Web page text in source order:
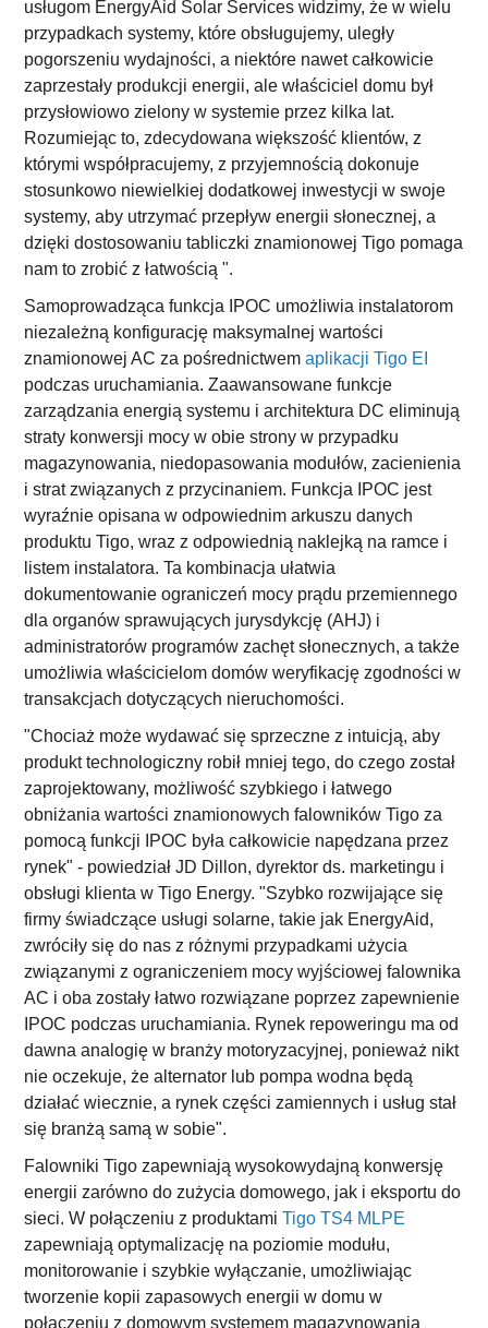
usługom EnergyAid Solar Services widzimy, że w wielu
przypadkach systemy, które obsługujemy, uległy
pogorszeniu wydajności, a niektóre nawet całkowicie
zaprzestały produkcji energii, ale właściciel domu był
przysłowiowo zielony w systemie przez kilka lat.
Rozumiejąc to, zdecydowana większość klientów, z
którymi współpracujemy, z przyjemnością dokonuje
stosunkowo niewielkiej dodatkowej inwestycji w swoje
systemy, aby utrzymać przepływ energii słonecznej, a
dzięki dostosowaniu tabliczki znamionowej Tigo pomaga
nam to zrobić z łatwością ".
Samoprowadząca funkcja IPOC umożliwia instalatorom
niezależną konfigurację maksymalnej wartości
znamionowej AC za pośrednictwemaplikacji Tigo EI
podczas uruchamiania. Zaawansowane funkcje
zarządzania energią systemu i architektura DC eliminują
straty konwersji mocy w obie strony w przypadku
magazynowania, niedopasowania modułów, zacienienia
i strat związanych z przycinaniem. Funkcja IPOC jest
wyraźnie opisana w odpowiednim arkuszu danych
produktu Tigo, wraz z odpowiednią naklejką na ramce i
listem instalatora. Ta kombinacja ułatwia
dokumentowanie ograniczeń mocy prądu przemiennego
dla organów sprawujących jurysdykcję (AHJ) i
administratorów programów zachęt słonecznych, a także
umożliwia właścicielom domów weryfikację zgodności w
transakcjach dotyczących nieruchomości.
"Chociaż może wydawać się sprzeczne z intuicją, aby
produkt technologiczny robił mniej tego, do czego został
zaprojektowany, możliwość szybkiego i łatwego
obniżania wartości znamionowych falowników Tigo za
pomocą funkcji IPOC była całkowicie napędzana przez
rynek" - powiedział JD Dillon, dyrektor ds. marketingu i
obsługi klienta w Tigo Energy. "Szybko rozwijające się
firmy świadczące usługi solarne, takie jak EnergyAid,
zwróciły się do nas z różnymi przypadkami użycia
związanymi z ograniczeniem mocy wyjściowej falownika
AC i oba zostały łatwo rozwiązane poprzez zapewnienie
IPOC podczas uruchamiania. Rynek repoweringu ma od
dawna analogię w branży motoryzacyjnej, ponieważ nikt
nie oczekuje, że alternator lub pompa wodna będą
działać wiecznie, a rynek części zamiennych i usług stał
się branżą samą w sobie".
Falowniki Tigo zapewniają wysokowydajną konwersję
energii zarówno do zużycia domowego, jak i eksportu do
sieci. W połączeniu z produktamiTigo TS4 MLPE
zapewniają optymalizację na poziomie modułu,
monitorowanie i szybkie wyłączanie, umożliwiając
tworzenie kopii zapasowych energii w domu w
połączeniu z domowym systemem magazynowania